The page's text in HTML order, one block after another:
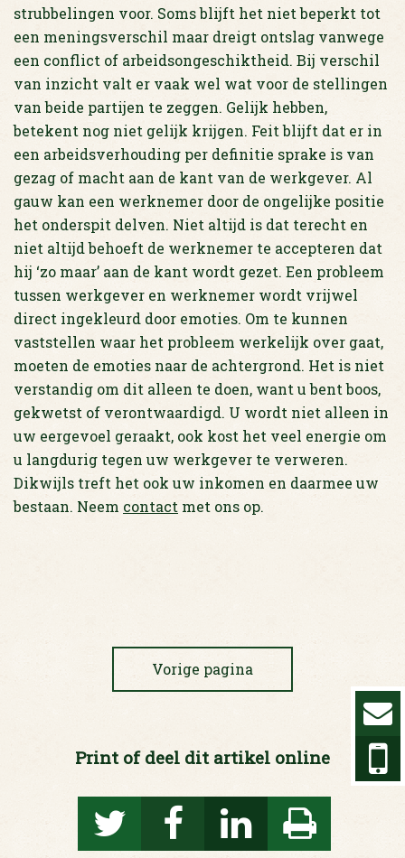
strubbelingen voor. Soms blijft het niet beperkt tot
een meningsverschil maar dreigt ontslag vanwege
een conflict of arbeidsongeschiktheid. Bij verschil
van inzicht valt er vaak wel wat voor de stellingen
van beide partijen te zeggen. Gelijk hebben,
betekent nog niet gelijk krijgen. Feit blijft dat er in
een arbeidsverhouding per definitie sprake is van
gezag of macht aan de kant van de werkgever. Al
gauw kan een werknemer door de ongelijke positie
het onderspit delven. Niet altijd is dat terecht en
niet altijd behoeft de werknemer te accepteren dat
hij ‘zo maar’ aan de kant wordt gezet. Een probleem
tussen werkgever en werknemer wordt vrijwel
direct ingekleurd door emoties. Om te kunnen
vaststellen waar het probleem werkelijk over gaat,
moeten de emoties naar de achtergrond. Het is niet
verstandig om dit alleen te doen, want u bent boos,
gekwetst of verontwaardigd. U wordt niet alleen in
uw eergevoel geraakt, ook kost het veel energie om
u langdurig tegen uw werkgever te verweren.
Dikwijls treft het ook uw inkomen en daarmee uw
bestaan. Neem contact met ons op.
Vorige pagina
Print of deel dit artikel online